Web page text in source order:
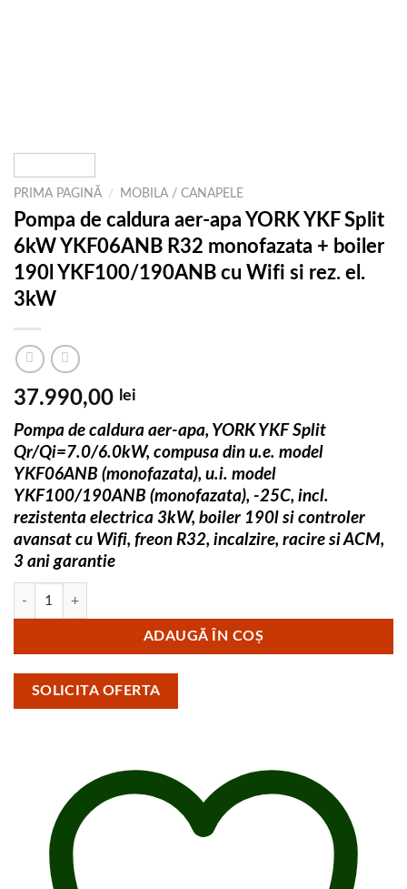
PRIMA PAGINĂ / MOBILA / CANAPELE
Pompa de caldura aer-apa YORK YKF Split
6kW YKF06ANB R32 monofazata + boiler
190l YKF100/190ANB cu Wifi si rez. el.
3kW
37.990,00 lei
Pompa de caldura aer-apa, YORK YKF Split
Qr/Qi=7.0/6.0kW, compusa din u.e. model
YKF06ANB (monofazata), u.i. model
YKF100/190ANB (monofazata), -25C, incl.
rezistenta electrica 3kW, boiler 190l si controler
avansat cu Wifi, freon R32, incalzire, racire si ACM,
3 ani garantie
Cantitate Pompa de caldura aer-apa YORK YKF Split 6kW
ADAUGĂ ÎN COȘ
SOLICITA OFERTA